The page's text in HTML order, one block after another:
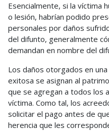
Esencialmente, si la víctima
o lesión, habrían podido
personales por daños
del difunto, generalmente
demandan en nombre del
Los daños otorgados en
exitosa se asignan al
que se agregan a todos los
víctima. Como tal, los
solicitar el pago antes de
herencia que les